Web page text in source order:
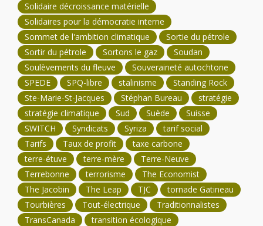
Solidaire décroissance matérielle
Solidaires pour la démocratie interne
Sommet de l'ambition climatique
Sortie du pétrole
Sortir du pétrole
Sortons le gaz
Soudan
Soulèvements du fleuve
Souveraineté autochtone
SPEDE
SPQ-libre stalinisme
Standing Rock
Ste-Marie-St-Jacques
Stéphan Bureau
stratégie
stratégie climatique
Sud Suède
Suisse
SWITCH
Syndicats Syriza
tarif social
Tarifs
Taux de profit
taxe carbone
terre-étuve
terre-mère
Terre-Neuve
Terrebonne
terrorisme
The Economist
The Jacobin
The Leap TJC
tornade Gatineau
Tourbières
Tout-électrique
Traditionnalistes
TransCanada
transition écologique